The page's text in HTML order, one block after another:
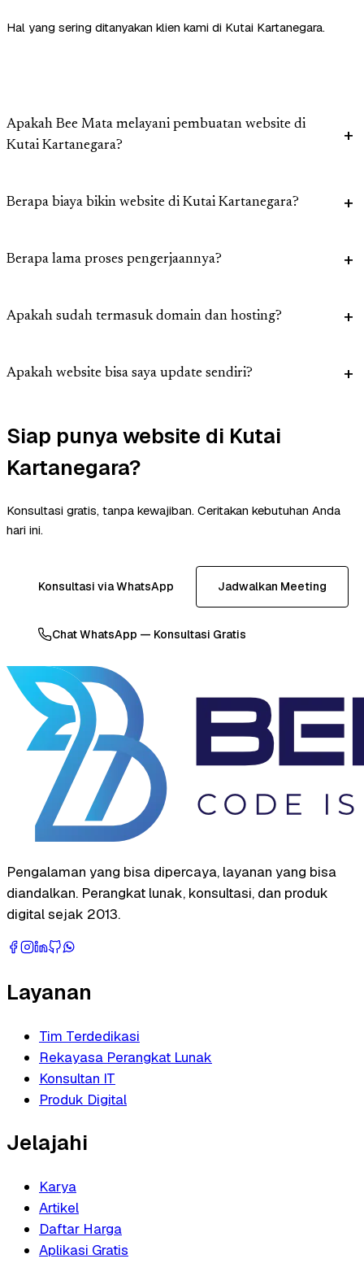
Hal yang sering ditanyakan klien kami di Kutai Kartanegara.
Apakah Bee Mata melayani pembuatan website di
Kutai Kartanegara?
Berapa biaya bikin website di Kutai Kartanegara?
Berapa lama proses pengerjaannya?
Apakah sudah termasuk domain dan hosting?
Apakah website bisa saya update sendiri?
Siap punya website di Kutai
Kartanegara?
Konsultasi gratis, tanpa kewajiban. Ceritakan kebutuhan Anda
hari ini.
Konsultasi via WhatsApp Jadwalkan Meeting
Chat WhatsApp — Konsultasi Gratis
Pengalaman yang bisa dipercaya, layanan yang bisa
diandalkan. Perangkat lunak, konsultasi, dan produk
digital sejak 2013.
Layanan
Tim Terdedikasi
Rekayasa Perangkat Lunak
Konsultan IT
Produk Digital
Jelajahi
Karya
Artikel
Daftar Harga
Aplikasi Gratis